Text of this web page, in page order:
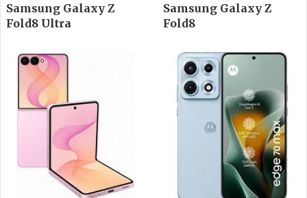
Samsung Galaxy Z
Fold8 Ultra
Samsung Galaxy Z
Fold8